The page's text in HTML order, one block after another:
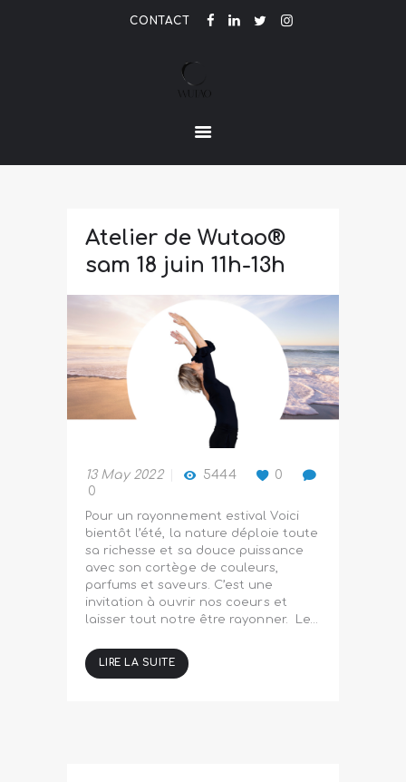
CONTACT
ACTUALITÉ
Atelier de Wutao®
sam 18 juin 11h-13h
13 May 2022 5444
0
0
Pour un rayonnement estival Voici
bientôt l’été, la nature déploie toute
sa richesse et sa douce puissance
avec son cortège de couleurs,
parfums et saveurs. C’est une
invitation à ouvrir nos coeurs et
laisser tout notre être rayonner. Le…
LIRE LA SUITE